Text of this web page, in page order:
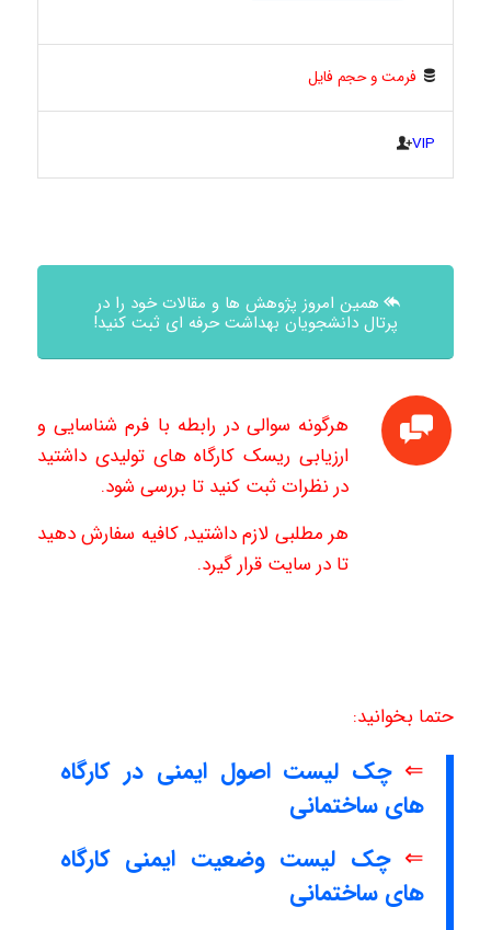
فرمت و حجم فایل
VIP
همین امروز پژوهش ها و مقالات خود را در
پرتال دانشجویان بهداشت حرفه ای ثبت کنید!
هرگونه سوالی در رابطه با فرم شناسایی و
ارزیابی ریسک کارگاه های تولیدی داشتید
در نظرات ثبت کنید تا بررسی شود.
هر مطلبی لازم داشتید, کافیه سفارش دهید
تا در سایت قرار گیرد.
حتما بخوانید:
⇐چک لیست اصول ایمنی در کارگاه
های ساختمانی
⇐چک لیست وضعیت ایمنی کارگاه
های ساختمانی